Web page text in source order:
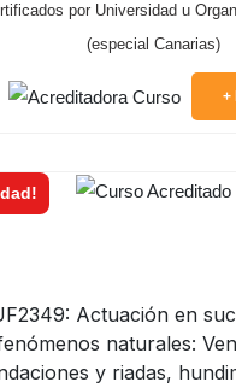
por Universidad u
(especial Canarias)
+
Actuación en
naturales:
y riadas,